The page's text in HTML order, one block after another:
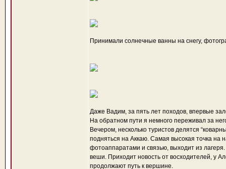
Принимали солнечные ванны на снегу,
Даже Вадим, за пять лет походов, впервые
На обратном пути я немного переживал за
Вечером, несколько туристов делятся
подняться на Аккаю. Самая высокая точка на
фотоаппаратами и связью, выходит из
веши. Приходит новость от восходителей, у
продолжают путь к вершине.